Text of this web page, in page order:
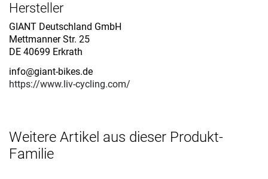
Hersteller
GIANT Deutschland GmbH
Mettmanner Str. 25
DE 40699 Erkrath
info@giant-bikes.de
https://www.liv-cycling.com/
Weitere Artikel aus dieser Produkt-
Familie